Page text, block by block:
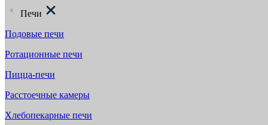
Печи
Подовые печи
Ротационные печи
Пицца-печи
Расстоечные камеры
Хлебопекарные печи